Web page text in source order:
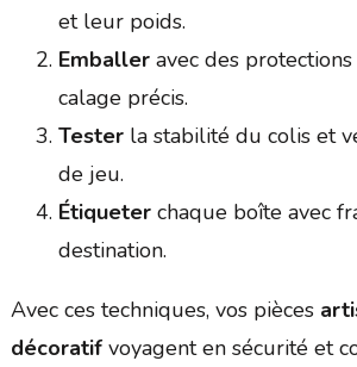
et leur poids.
Emballeravec des
calage précis.
Testerla stabilité du colis et
de jeu.
Étiqueterchaque boîte avec
destination.
Avec ces techniques, vos pièces
décoratifvoyagent en sécurité et